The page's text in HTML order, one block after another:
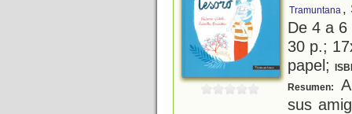
Tramuntana ,
De 4 a
30 p.;
papel;
Resumen:
sus